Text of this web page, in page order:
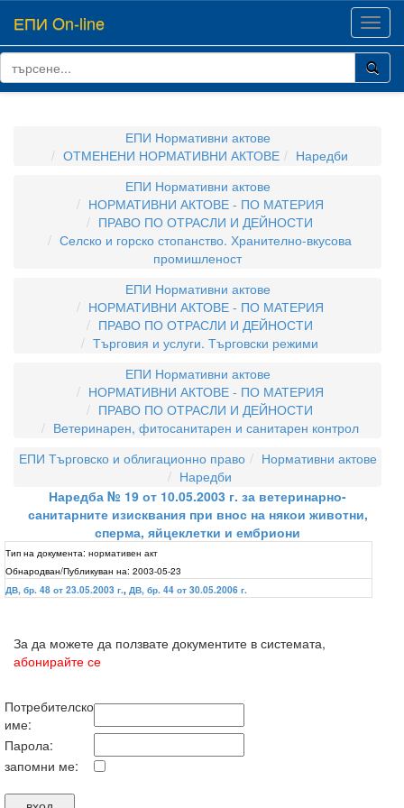
ЕПИ On-line
ЕПИ Нормативни актове
ОТМЕНЕНИ НОРМАТИВНИ АКТОВЕ
Наредби
ЕПИ Нормативни актове
НОРМАТИВНИ АКТОВЕ - ПО МАТЕРИЯ
ПРАВО ПО ОТРАСЛИ И ДЕЙНОСТИ
Селско и горско стопанство. Хранително-вкусова
промишленост
ЕПИ Нормативни актове
НОРМАТИВНИ АКТОВЕ - ПО МАТЕРИЯ
ПРАВО ПО ОТРАСЛИ И ДЕЙНОСТИ
Търговия и услуги. Търговски режими
ЕПИ Нормативни актове
НОРМАТИВНИ АКТОВЕ - ПО МАТЕРИЯ
ПРАВО ПО ОТРАСЛИ И ДЕЙНОСТИ
Ветеринарен, фитосанитарен и санитарен контрол
ЕПИ Търговско и облигационно право
Нормативни актове
Наредби
Наредба № 19 от 10.05.2003 г. за ветеринарно-
санитарните изисквания при внос на някои животни,
сперма, яйцеклетки и ембриони
Тип на документа: нормативен акт
Обнародван/Публикуван на: 2003-05-23
ДВ, бр. 48 от 23.05.2003 г., ДВ, бр. 44 от 30.05.2006 г.
За да можете да ползвате документите в системата,
абонирайте се
Потребителско
име:
Парола:
запомни ме: